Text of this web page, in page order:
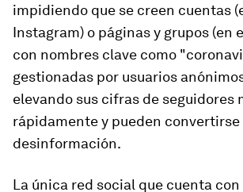
impidiendo que se creen cuentas
Instagram) o páginas y grupos (en
con nombres clave como
gestionadas por usuarios
elevando sus cifras de seguidores
rápidamente y pueden convertirse
desinformación.
La única red social que cuenta